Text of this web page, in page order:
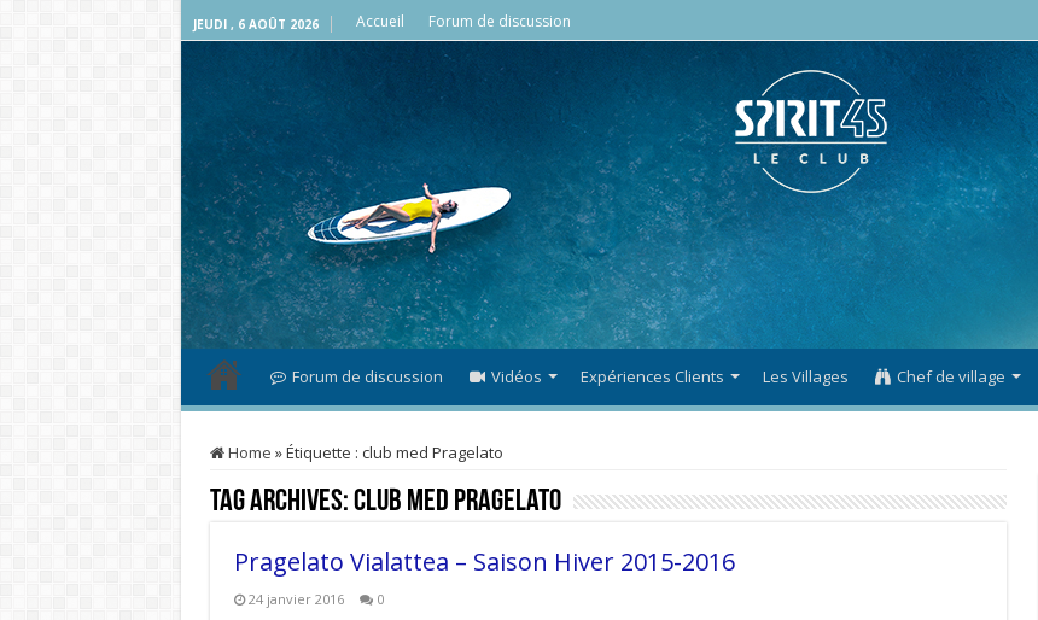
JEUDI , 6 AOÛT 2026 Accueil Forum de discussion
Forum de discussion Vidéos Expériences Clients Les Villages Chef de village
Home »Étiquette : club med Pragelato
Tag Archives:club med Pragelato
Pragelato Vialattea – Saison Hiver 2015-2016
24 janvier 2016 0